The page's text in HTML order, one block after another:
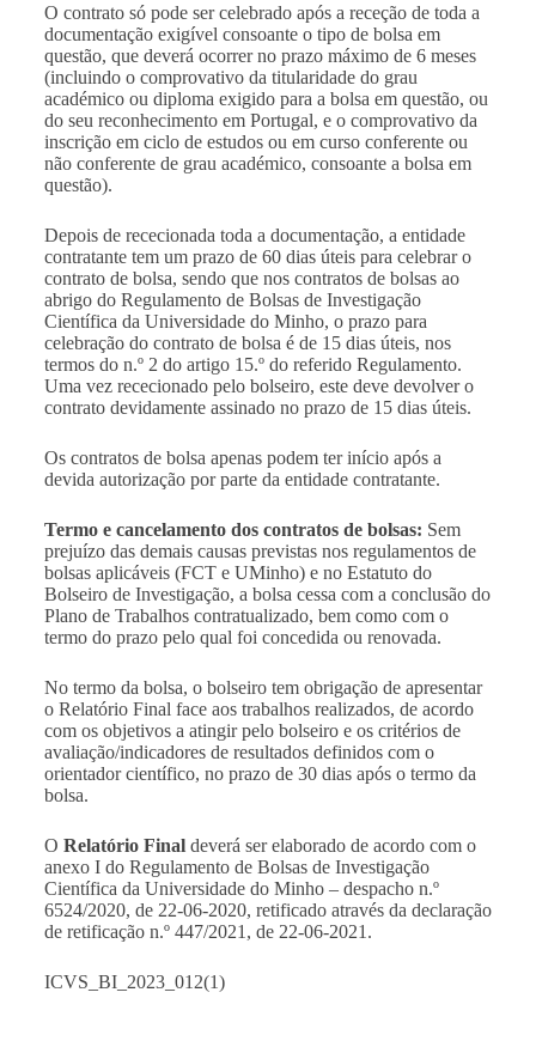
O contrato só pode ser celebrado após a receção de toda a
documentação exigível consoante o tipo de bolsa em
questão, que deverá ocorrer no prazo máximo de 6 meses
(incluindo o comprovativo da titularidade do grau
académico ou diploma exigido para a bolsa em questão, ou
do seu reconhecimento em Portugal, e o comprovativo da
inscrição em ciclo de estudos ou em curso conferente ou
não conferente de grau académico, consoante a bolsa em
questão).
Depois de rececionada toda a documentação, a entidade
contratante tem um prazo de 60 dias úteis para celebrar o
contrato de bolsa, sendo que nos contratos de bolsas ao
abrigo do Regulamento de Bolsas de Investigação
Científica da Universidade do Minho, o prazo para
celebração do contrato de bolsa é de 15 dias úteis, nos
termos do n.º 2 do artigo 15.º do referido Regulamento.
Uma vez rececionado pelo bolseiro, este deve devolver o
contrato devidamente assinado no prazo de 15 dias úteis.
Os contratos de bolsa apenas podem ter início após a
devida autorização por parte da entidade contratante.
Termo e cancelamento dos contratos de bolsas: Sem
prejuízo das demais causas previstas nos regulamentos de
bolsas aplicáveis (FCT e UMinho) e no Estatuto do
Bolseiro de Investigação, a bolsa cessa com a conclusão do
Plano de Trabalhos contratualizado, bem como com o
termo do prazo pelo qual foi concedida ou renovada.
No termo da bolsa, o bolseiro tem obrigação de apresentar
o Relatório Final face aos trabalhos realizados, de acordo
com os objetivos a atingir pelo bolseiro e os critérios de
avaliação/indicadores de resultados definidos com o
orientador científico, no prazo de 30 dias após o termo da
bolsa.
O Relatório Finaldeverá ser elaborado de acordo com o
anexo I do Regulamento de Bolsas de Investigação
Científica da Universidade do Minho – despacho n.º
6524/2020, de 22-06-2020, retificado através da declaração
de retificação n.º 447/2021, de 22-06-2021.
ICVS_BI_2023_012(1)